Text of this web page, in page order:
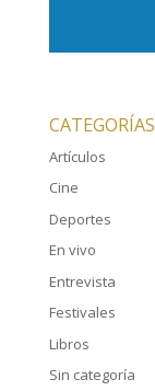
CATEGORÍAS
Artículos
Cine
Deportes
En vivo
Entrevista
Festivales
Libros
Sin categoría